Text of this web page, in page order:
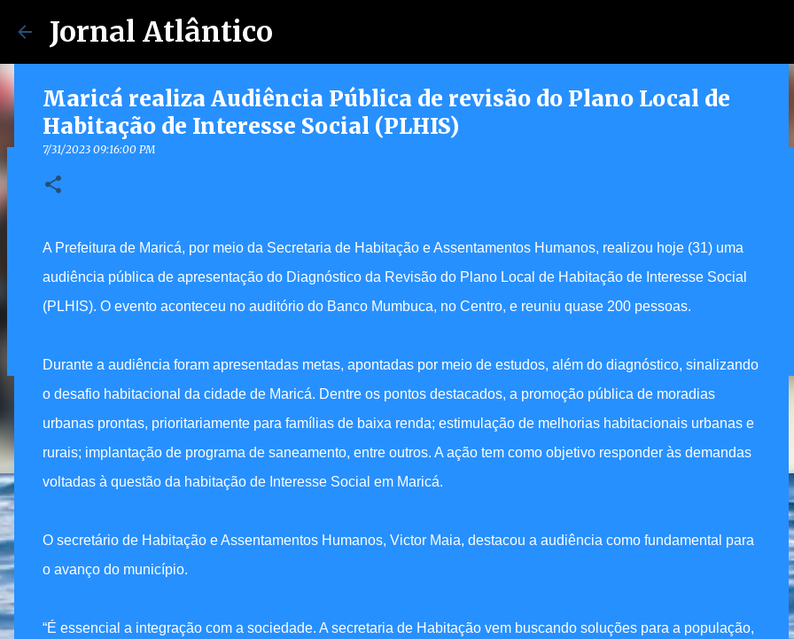
Jornal Atlântico
Maricá lança Advoga Social e oferece atendimento jurídico
7/30/2026 04:53:00 PM
Maricá realiza Audiência Pública de revisão do Plano Local de
Habitação de Interesse Social (PLHIS)
7/31/2023 09:16:00 PM
A Prefeitura de Maricá, por meio da Secretaria de Habitação e Assentamentos Humanos, realizou hoje (31) uma
audiência pública de apresentação do Diagnóstico da Revisão do Plano Local de Habitação de Interesse Social
(PLHIS). O evento aconteceu no auditório do Banco Mumbuca, no Centro, e reuniu quase 200 pessoas.
Durante a audiência foram apresentadas metas, apontadas por meio de estudos, além do diagnóstico, sinalizando
o desafio habitacional da cidade de Maricá. Dentre os pontos destacados, a promoção pública de moradias
urbanas prontas, prioritariamente para famílias de baixa renda; estimulação de melhorias habitacionais urbanas e
rurais; implantação de programa de saneamento, entre outros. A ação tem como objetivo responder às demandas
voltadas à questão da habitação de Interesse Social em Maricá.
O secretário de Habitação e Assentamentos Humanos, Victor Maia, destacou a audiência como fundamental para
o avanço do município.
“É essencial a integração com a sociedade. A secretaria de Habitação vem buscando soluções para a população,